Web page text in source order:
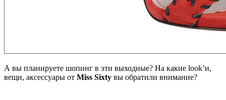
А вы планируете шопинг в эти выходные? На какие look’и,
вещи, аксессуары от Miss Sixty вы обратили внимание?